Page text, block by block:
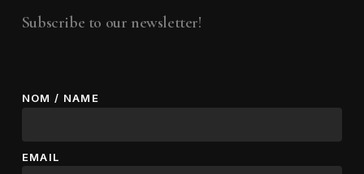
Subscribe to our newsletter!
NOM / NAME
EMAIL